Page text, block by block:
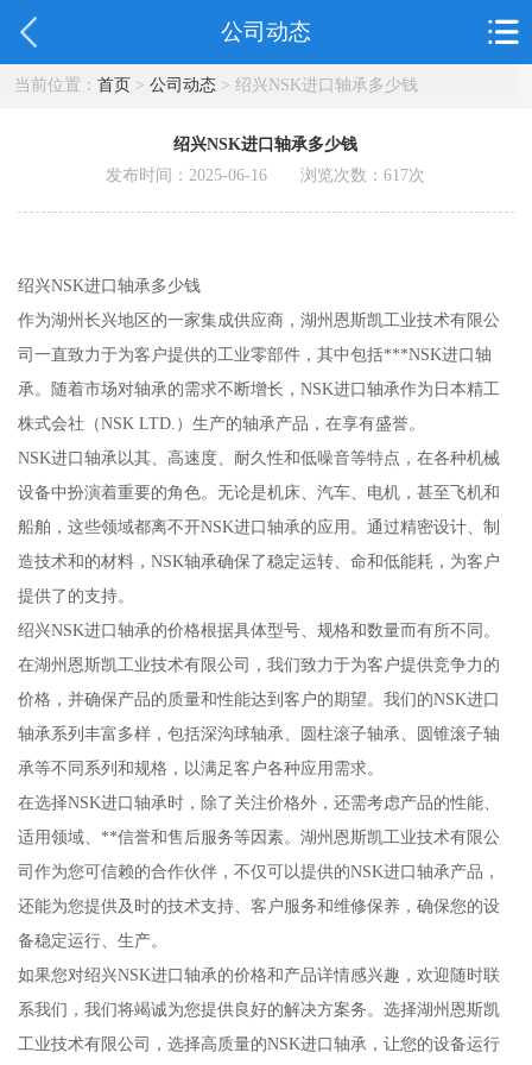
公司动态
当前位置： 首页> 公司动态> 绍兴NSK进口轴承多少钱
绍兴NSK进口轴承多少钱
发布时间：2025-06-16 浏览次数：617次
绍兴NSK进口轴承多少钱
作为湖州长兴地区的一家集成供应商，湖州恩斯凯工业技术有限公
司一直致力于为客户提供的工业零部件，其中包括***NSK进口轴
承。随着市场对轴承的需求不断增长，NSK进口轴承作为日本精工
株式会社（NSK LTD.）生产的轴承产品，在享有盛誉。
NSK进口轴承以其、高速度、耐久性和低噪音等特点，在各种机械
设备中扮演着重要的角色。无论是机床、汽车、电机，甚至飞机和
船舶，这些领域都离不开NSK进口轴承的应用。通过精密设计、制
造技术和的材料，NSK轴承确保了稳定运转、命和低能耗，为客户
提供了的支持。
绍兴NSK进口轴承的价格根据具体型号、规格和数量而有所不同。
在湖州恩斯凯工业技术有限公司，我们致力于为客户提供竞争力的
价格，并确保产品的质量和性能达到客户的期望。我们的NSK进口
轴承系列丰富多样，包括深沟球轴承、圆柱滚子轴承、圆锥滚子轴
承等不同系列和规格，以满足客户各种应用需求。
在选择NSK进口轴承时，除了关注价格外，还需考虑产品的性能、
适用领域、**信誉和售后服务等因素。湖州恩斯凯工业技术有限公
司作为您可信赖的合作伙伴，不仅可以提供的NSK进口轴承产品，
还能为您提供及时的技术支持、客户服务和维修保养，确保您的设
备稳定运行、生产。
如果您对绍兴NSK进口轴承的价格和产品详情感兴趣，欢迎随时联
系我们，我们将竭诚为您提供良好的解决方案务。选择湖州恩斯凯
工业技术有限公司，选择高质量的NSK进口轴承，让您的设备运行